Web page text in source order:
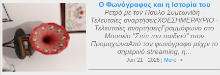
Ο Φωνόγραφος και η Ιστορία του
Ρετρό με τον Παύλο Συμεωνίδη -
Τελευταίες αναρτήσειςΧΘΕΣΗΜΕΡΑΥΡΙΟ -
Τελευταίες αναρτήσειςΓραμμόφωνο στο
Μουσείο "Σπίτι του παιδιού" στον
ΠρομαχώναΑπό τον φωνόγραφο μέχρι το
σημερινό streaming, η...
Jun-21 - 2026 | More ->